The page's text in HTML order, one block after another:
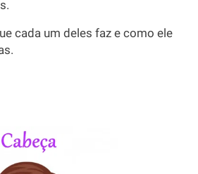
cada um deles faz e como ele